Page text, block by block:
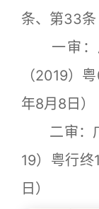
条、第33条
一审：
（2019）
年8月8日）
二审：广
19）粤行
日）